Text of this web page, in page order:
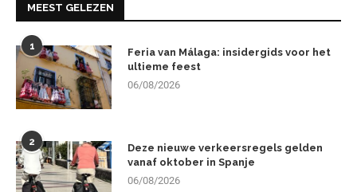
MEEST GELEZEN
1
Feria van Málaga: insidergids voor het
ultieme feest
06/08/2026
2
Deze nieuwe verkeersregels gelden
vanaf oktober in Spanje
06/08/2026